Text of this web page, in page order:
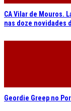
CA Vilar de Mouros.
nas doze novidades
Geordie Greep no